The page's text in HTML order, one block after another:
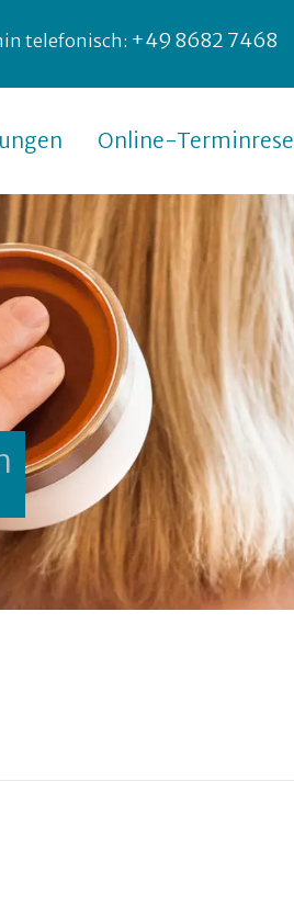
telefonisch: +49 8682 7468
Online-